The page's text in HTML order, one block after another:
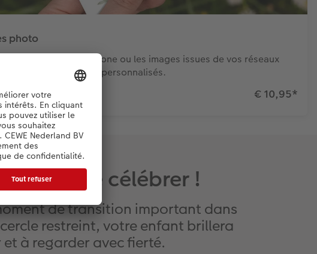
photo
de votre smartphone ou les images issues de vos réseaux
marque-pages photo personnalisés.
€ 10,95*
plaisir de célébrer !
de transition important dans
restreint, votre enfant brillera
à regarder avec fierté.